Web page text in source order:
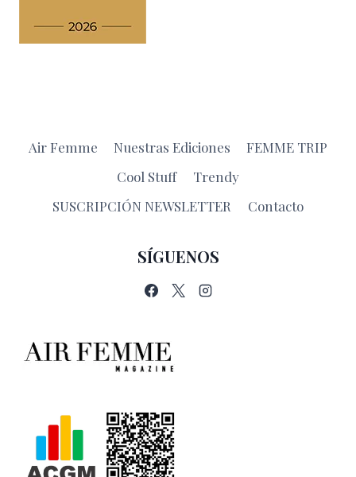
Air Femme Nuestras Ediciones
FEMME TRIP
Cool Stuff
Trendy
SUSCRIPCIÓN NEWSLETTER
Contacto
SÍGUENOS